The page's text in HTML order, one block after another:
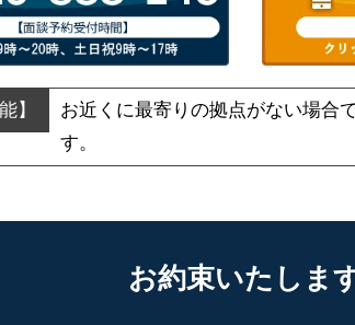
お近くに最寄りの拠点がない場合
す。
お約束いたしま